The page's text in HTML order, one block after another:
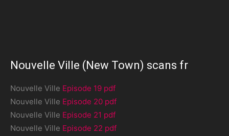
Nouvelle Ville (New Town) scans fr
Nouvelle Ville Episode 19 pdf
Nouvelle Ville Episode 20 pdf
Nouvelle Ville Episode 21 pdf
Nouvelle Ville Episode 22 pdf